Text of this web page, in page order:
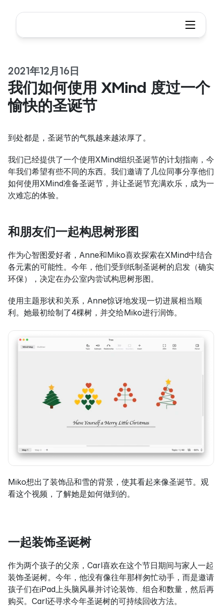
2021年12月16日
我们如何使用 XMind 度过一个
愉快的圣诞节
到处都是，圣诞节的气氛越来越浓厚了。
我们已经提供了一个使用XMind组织圣诞节的计划指南，今
年我们希望有些不同的东西。我们邀请了几位同事分享他们
如何使用XMind准备圣诞节，并让圣诞节充满欢乐，成为一
次难忘的体验。
和朋友们一起构思树形图
作为心智图爱好者，Anne和Miko喜欢探索在XMind中结合
各元素的可能性。今年，他们受到纸制圣诞树的启发（确实
环保），决定在办公室内尝试构思树形图。
使用主题形状和关系，Anne惊讶地发现一切进展相当顺
利。她最初绘制了4棵树，并交给Miko进行润饰。
Miko想出了装饰品和雪的背景，使其看起来像圣诞节。观
看这个视频，了解她是如何做到的。
一起装饰圣诞树
作为两个孩子的父亲，Carl喜欢在这个节日期间与家人一起
装饰圣诞树。今年，他没有像往年那样匆忙动手，而是邀请
孩子们在iPad上头脑风暴并讨论装饰、组合和数量，然后再
购买。Carl还寻求今年圣诞树的可持续回收方法。